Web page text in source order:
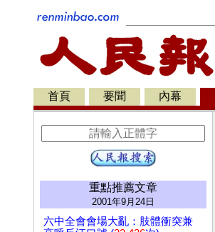
首頁 要聞 內幕
重點推薦文章
2001年9月24日
六中全會會場大亂：肢體衝突兼